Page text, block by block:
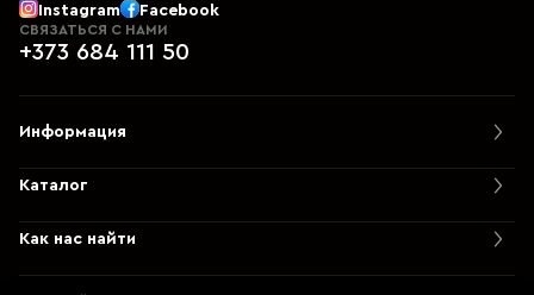
Instagram Facebook
СВЯЗАТЬСЯ С НАМИ
+373 684 111 50
Информация
Каталог
Как нас найти